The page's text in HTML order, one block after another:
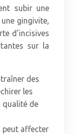
subir une
gingivite,
d’incisives
sur la
des
les
qualité de
peut affecter